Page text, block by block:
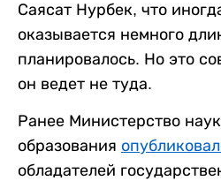
Саясат Нурбек, что
оказывается немного
планировалось. Но это
он ведет не туда.
Ранее Министерство
образования
обладателей